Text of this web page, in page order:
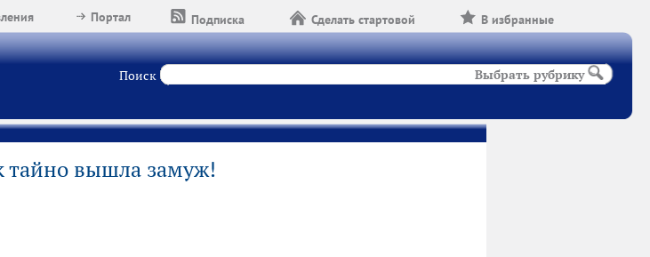
В избранные
Сделать стартовой
Подписка
Портал
Поиск Выбрать рубрику
тайно вышла замуж!